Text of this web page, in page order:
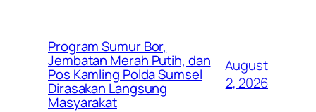
Program Sumur Bor,
Jembatan Merah Putih, dan
Pos Kamling Polda Sumsel
Dirasakan Langsung
Masyarakat
August
2, 2026